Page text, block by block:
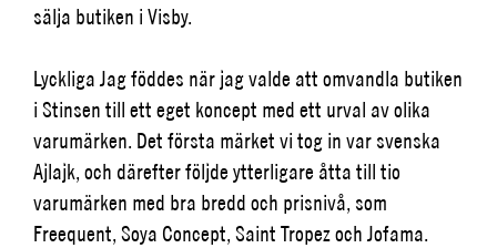
sälja butiken i Visby.
Lyckliga Jag föddes när jag valde att omvandla butiken
i Stinsen till ett eget koncept med ett urval av olika
varumärken. Det första märket vi tog in var svenska
Ajlajk, och därefter följde ytterligare åtta till tio
varumärken med bra bredd och prisnivå, som
Freequent, Soya Concept, Saint Tropez och Jofama.